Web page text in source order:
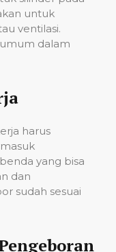
untuk
ventilasi.
dalam
harus
yang bisa
dan
sudah sesuai